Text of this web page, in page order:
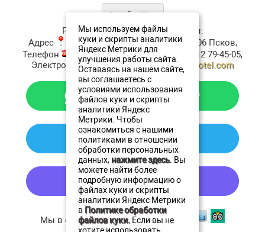
Ресторан АристократъКонтакты:
Адрес
ул. Верхне-Береговая, д.4 180006 Псков,
Телефон
+7 (911) 380-20-20, Факс: +7 8112 79-45-05,
Электронная почта ✉: resto@oldestatehotel.com
Мы в социальных сетях
Мы используем файлы
куки и скрипты аналитики
Яндекс Метрики для
улучшения работы сайта.
Оставаясь на нашем сайте,
вы соглашаетесь с
условиями использования
файлов куки и скрипты
аналитики Яндекс
Метрики. Чтобы
ознакомиться с нашими
политиками в отношении
обработки персональных
данных, нажмите здесь. Вы
можете найти более
подробную информацию о
файлах куки и скрипты
аналитики Яндекс Метрики
в Политике обработки
файлов куки. Если вы не